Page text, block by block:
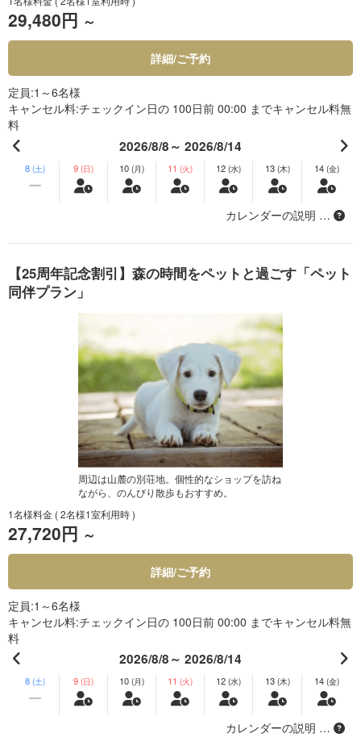
29,480円 ～
詳細/ご予約
定員 1～6名様
キャンセル料 チェックイン日の 100日前 00:00 までキャンセル料無
料
2026/8/8～ 2026/8/14
8 (土) 9 (日) 10 (月) 11 (火) 12 (水) 13 (木) 14 (金)
カレンダーの説明 …
【25周年記念割引】森の時間をペットと過ごす「ペット
同伴プラン」
周辺は山麓の別荘地。個性的なショップを訪ね
ながら、のんびり散歩もおすすめ。
1名様料金 ( 2名様1室利用時 )
27,720円 ～
詳細/ご予約
定員 1～6名様
キャンセル料 チェックイン日の 100日前 00:00 までキャンセル料無
料
2026/8/8～ 2026/8/14
8 (土) 9 (日) 10 (月) 11 (火) 12 (水) 13 (木) 14 (金)
カレンダーの説明 …